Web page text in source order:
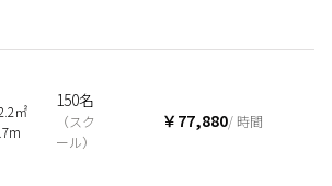
㎡
150名
（スク
ール）
￥77,880/ 時間